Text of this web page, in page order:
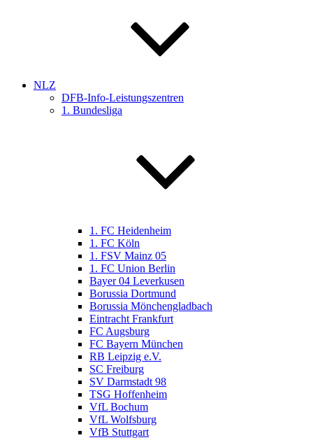
NLZ
DFB-Info-Leistungszentren
1. Bundesliga
1. FC Heidenheim
1. FC Köln
1. FSV Mainz 05
1. FC Union Berlin
Bayer 04 Leverkusen
Borussia Dortmund
Borussia Mönchengladbach
Eintracht Frankfurt
FC Augsburg
FC Bayern München
RB Leipzig e.V.
SC Freiburg
SV Darmstadt 98
TSG Hoffenheim
VfL Bochum
VfL Wolfsburg
VfB Stuttgart